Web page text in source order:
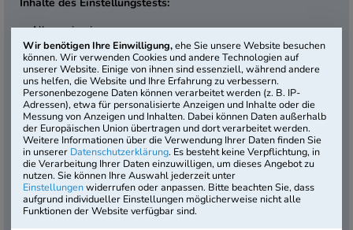
Wir benötigen Ihre Einwilligung,ehe Sie unsere Website besuchen
können. Wir verwenden Cookies und andere Technologien auf
unserer Website. Einige von ihnen sind essenziell, während andere
uns helfen, die Website und Ihre Erfahrung zu verbessern.
Personenbezogene Daten können verarbeitet werden (z. B. IP-
Adressen), etwa für personalisierte Anzeigen und Inhalte oder die
Messung von Anzeigen und Inhalten. Dabei können Daten außerhalb
der Europäischen Union übertragen und dort verarbeitet werden.
Weitere Informationen über die Verwendung Ihrer Daten finden Sie
in unserer Datenschutzerklärung. Es besteht keine Verpflichtung, in
die Verarbeitung Ihrer Daten einzuwilligen, um dieses Angebot zu
nutzen. Sie können Ihre Auswahl jederzeit unter
Einstellungenwiderrufen oder anpassen. Bitte beachten Sie, dass
aufgrund individueller Einstellungen möglicherweise nicht alle
Funktionen der Website verfügbar sind.
Allgemeinwissen
Fachbezogenes Wissen
Mathematik
Technisches Verständnis
Sprachbeherrschung
Logisches Denkvermögen
Visuelles Denkvermögen
Konzentrationsvermögen
Dauer:125 Min.
Testniveau:
Mittlere Reife